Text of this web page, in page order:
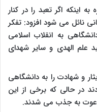
اینکه اگر تعبد را در کنار
نائل می شود افزود: تفکر
به انقلاب اسلامی
علم الهدی و سایر شهدای
و شهادت را به دانشگاهی
در حالی که برخی از این
دعوت به جذب می شدند.